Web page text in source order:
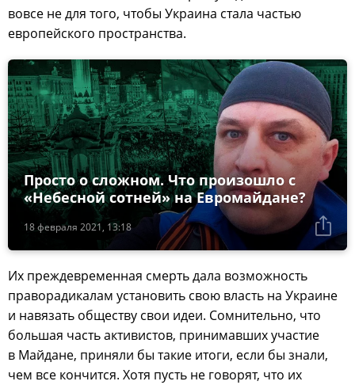
вовсе не для того, чтобы Украина стала частью
европейского пространства.
18 февраля 2021, 13:18
Просто о сложном. Что произошло с
«Небесной сотней» на Евромайдане?
Их преждевременная смерть дала возможность
праворадикалам установить свою власть на Украине
и навязать обществу свои идеи. Сомнительно, что
большая часть активистов, принимавших участие
в Майдане, приняли бы такие итоги, если бы знали,
чем все кончится. Хотя пусть не говорят, что их